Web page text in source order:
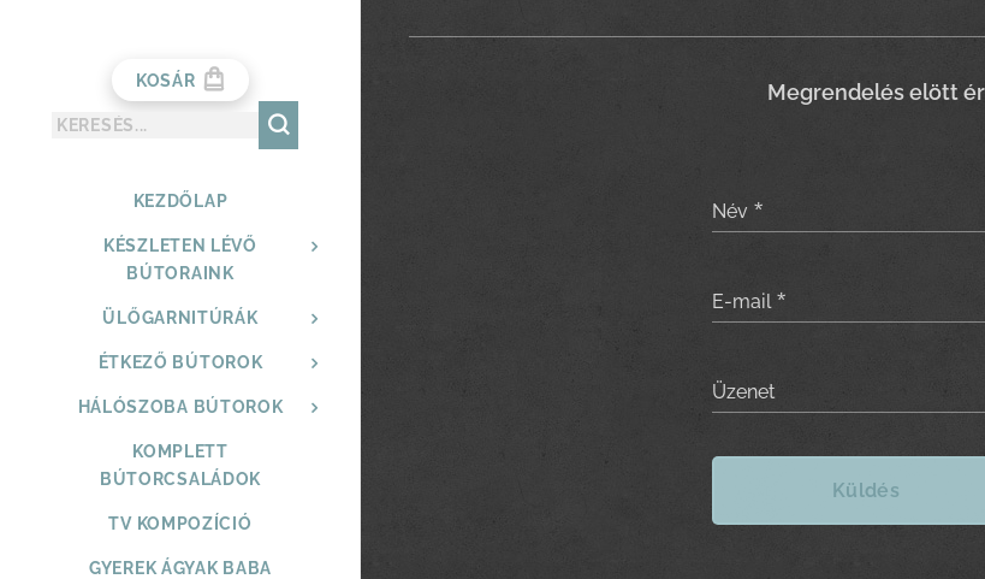
KOSÁR
KEZDŐLAP
KÉSZLETEN LÉVŐ
BÚTORAINK
ÜLŐGARNITÚRÁK
ÉTKEZŐ BÚTOROK
HÁLÓSZOBA BÚTOROK
KOMPLETT
BÚTORCSALÁDOK
TV KOMPOZÍCIÓ
GYEREK ÁGYAK BABA
Megrendelés elött
Név
E-mail
Üzenet
Küldés